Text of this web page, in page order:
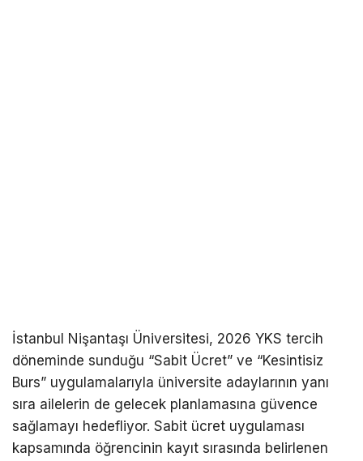
İstanbul Nişantaşı Üniversitesi, 2026 YKS tercih
döneminde sunduğu “Sabit Ücret” ve “Kesintisiz
Burs” uygulamalarıyla üniversite adaylarının yanı
sıra ailelerin de gelecek planlamasına güvence
sağlamayı hedefliyor. Sabit ücret uygulaması
kapsamında öğrencinin kayıt sırasında belirlenen